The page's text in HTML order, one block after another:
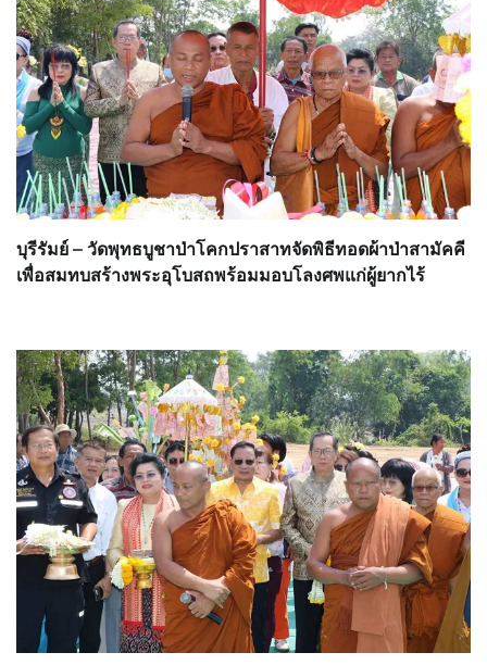
บุรีรัมย์ – วัดพุทธบูชาป่าโคกปราสาทจัดพิธีทอดผ้าป่าสามัคคี
เพื่อสมทบสร้างพระอุโบสถพร้อมมอบโลงศพแก่ผู้ยากไร้